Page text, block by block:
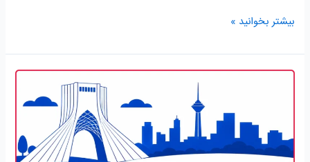
بیشتر بخوانید »
آموزش
دبستان
غرب